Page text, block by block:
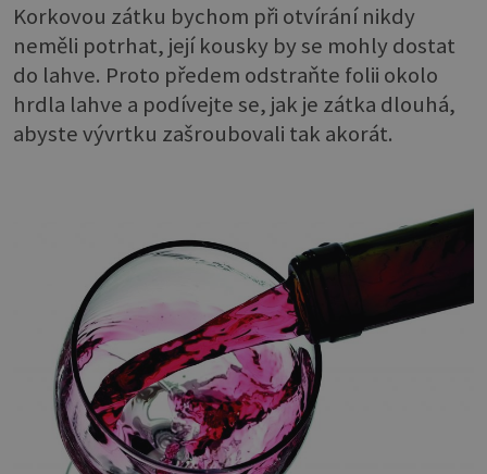
Korkovou zátku bychom při otvírání nikdy
neměli potrhat, její kousky by se mohly dostat
do lahve. Proto předem odstraňte folii okolo
hrdla lahve a podívejte se, jak je zátka dlouhá,
abyste vývrtku zašroubovali tak akorát.